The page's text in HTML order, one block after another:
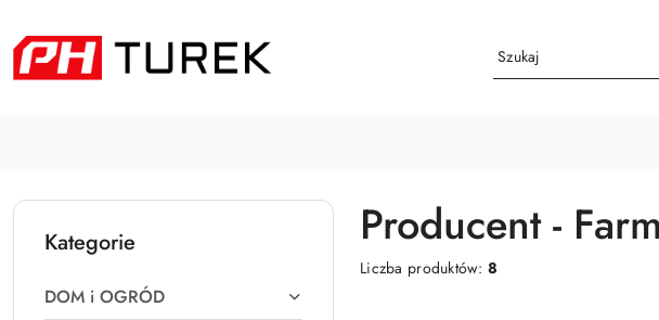
Kategorie
DOM i OGRÓD
Producent -
Liczba produktów:8